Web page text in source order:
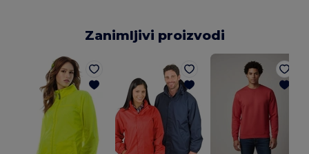
Zanimljivi proizvodi